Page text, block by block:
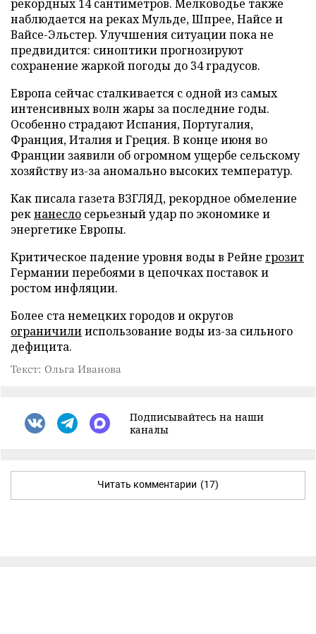
рекордных 14 сантиметров. Мелководье также
наблюдается на реках Мульде, Шпрее, Найсе и
Вайсе-Эльстер. Улучшения ситуации пока не
предвидится: синоптики прогнозируют
сохранение жаркой погоды до 34 градусов.
Европа сейчас сталкивается с одной из самых
интенсивных волн жары за последние годы.
Особенно страдают Испания, Португалия,
Франция, Италия и Греция. В конце июня во
Франции заявили об огромном ущербе сельскому
хозяйству из-за аномально высоких температур.
Как писала газета ВЗГЛЯД, рекордное обмеление
рекнанесло серьезный удар по экономике и
энергетике Европы.
Критическое падение уровня воды в Рейне грозит
Германии перебоями в цепочках поставок и
ростом инфляции.
Более ста немецких городов и округов
ограничилииспользование воды из-за сильного
дефицита.
Текст: Ольга Иванова
Подписывайтесь на наши
каналы
Читать комментарии (17)